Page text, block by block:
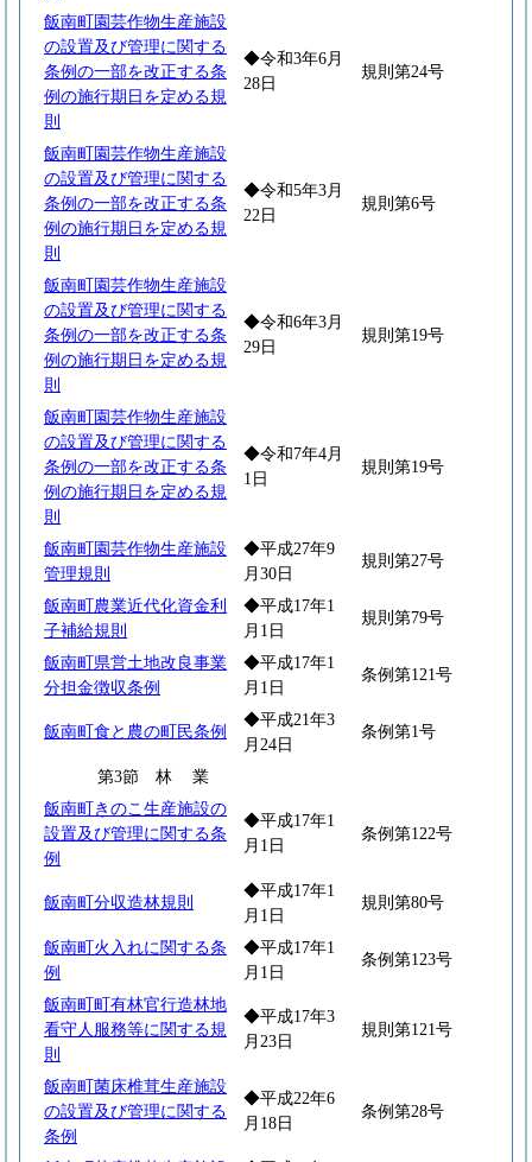
飯南町園芸作物生産施設
の設置及び管理に関する
条例の一部を改正する条
例の施行期日を定める規
則
◆令和3年6月
28日
規則第24号
飯南町園芸作物生産施設
の設置及び管理に関する
条例の一部を改正する条
例の施行期日を定める規
則
◆令和5年3月
22日
規則第6号
飯南町園芸作物生産施設
の設置及び管理に関する
条例の一部を改正する条
例の施行期日を定める規
則
◆令和6年3月
29日
規則第19号
飯南町園芸作物生産施設
の設置及び管理に関する
条例の一部を改正する条
例の施行期日を定める規
則
◆令和7年4月
1日
規則第19号
飯南町園芸作物生産施設
管理規則
◆平成27年9
月30日
規則第27号
飯南町農業近代化資金利
子補給規則
◆平成17年1
月1日
規則第79号
飯南町県営土地改良事業
分担金徴収条例
◆平成17年1
月1日
条例第121号
飯南町食と農の町民条例
◆平成21年3
月24日
条例第1号
第3節 林業
飯南町きのこ生産施設の
設置及び管理に関する条
例
◆平成17年1
月1日
条例第122号
飯南町分収造林規則
◆平成17年1
月1日
規則第80号
飯南町火入れに関する条
例
◆平成17年1
月1日
条例第123号
飯南町町有林官行造林地
看守人服務等に関する規
則
◆平成17年3
月23日
規則第121号
飯南町菌床椎茸生産施設
の設置及び管理に関する
条例
◆平成22年6
月18日
条例第28号